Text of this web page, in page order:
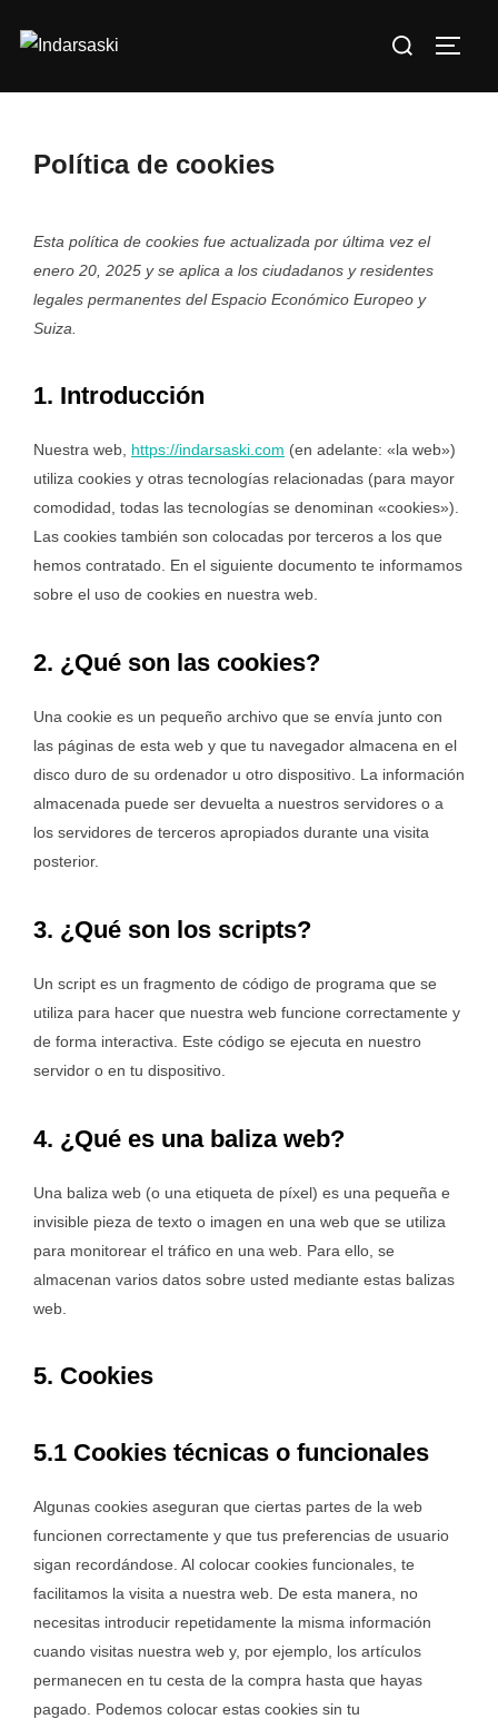
Buscar:
Política de cookies
Esta política de cookies fue actualizada por última vez el
enero 20, 2025 y se aplica a los ciudadanos y residentes
legales permanentes del Espacio Económico Europeo y
Suiza.
1. Introducción
Nuestra web, https://indarsaski.com (en adelante: «la web»)
utiliza cookies y otras tecnologías relacionadas (para mayor
comodidad, todas las tecnologías se denominan «cookies»).
Las cookies también son colocadas por terceros a los que
hemos contratado. En el siguiente documento te informamos
sobre el uso de cookies en nuestra web.
2. ¿Qué son las cookies?
Una cookie es un pequeño archivo que se envía junto con
las páginas de esta web y que tu navegador almacena en el
disco duro de su ordenador u otro dispositivo. La información
almacenada puede ser devuelta a nuestros servidores o a
los servidores de terceros apropiados durante una visita
posterior.
3. ¿Qué son los scripts?
Un script es un fragmento de código de programa que se
utiliza para hacer que nuestra web funcione correctamente y
de forma interactiva. Este código se ejecuta en nuestro
servidor o en tu dispositivo.
4. ¿Qué es una baliza web?
Una baliza web (o una etiqueta de píxel) es una pequeña e
invisible pieza de texto o imagen en una web que se utiliza
para monitorear el tráfico en una web. Para ello, se
almacenan varios datos sobre usted mediante estas balizas
web.
5. Cookies
5.1 Cookies técnicas o funcionales
Algunas cookies aseguran que ciertas partes de la web
funcionen correctamente y que tus preferencias de usuario
sigan recordándose. Al colocar cookies funcionales, te
facilitamos la visita a nuestra web. De esta manera, no
necesitas introducir repetidamente la misma información
cuando visitas nuestra web y, por ejemplo, los artículos
permanecen en tu cesta de la compra hasta que hayas
pagado. Podemos colocar estas cookies sin tu